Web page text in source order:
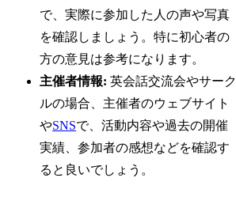
で、実際に参加した人の声や写真
を確認しましょう。特に初心者の
方の意見は参考になります。
主催者情報: 英会話交流会やサーク
ルの場合、主催者のウェブサイト
やSNSで、活動内容や過去の開催
実績、参加者の感想などを確認す
ると良いでしょう。